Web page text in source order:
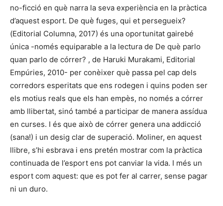
no-ficció en què narra la seva experiència en la pràctica
d’aquest esport. De què fuges, qui et persegueix?
(Editorial Columna, 2017) és una oportunitat gairebé
única -només equiparable a la lectura de De què parlo
quan parlo de córrer? , de Haruki Murakami, Editorial
Empúries, 2010- per conèixer què passa pel cap dels
corredors esperitats que ens rodegen i quins poden ser
els motius reals que els han empès, no només a córrer
amb llibertat, sinó també a participar de manera assídua
en curses. I és que això de córrer genera una addicció
(sana!) i un desig clar de superació. Moliner, en aquest
llibre, s’hi esbrava i ens pretén mostrar com la pràctica
continuada de l’esport ens pot canviar la vida. I més un
esport com aquest: que es pot fer al carrer, sense pagar
ni un duro.